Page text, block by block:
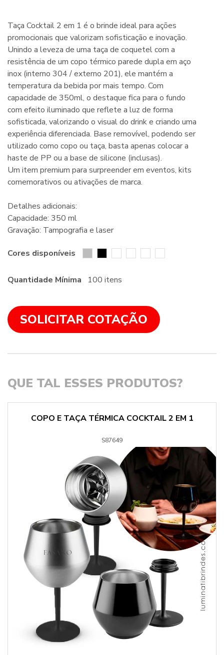
Taça Cocktail 2 em 1 é o brinde ideal para ações
promocionais que valorizam sofisticação e inovação.
Unindo a leveza de uma taça de coquetel com a
resistência de um copo térmico parede dupla em aço
inox (interno 304 / externo 201), ele mantém a
temperatura da bebida por mais tempo. Com
capacidade de 350ml, o destaque fica para o fundo
com efeito iluminado que reflete a luz de forma
sofisticada, valorizando o visual do drink e criando uma
experiência diferenciada. Base removível, podendo ser
utilizado como copo ou taça, basta apenas colocar a
haste de PP ou a base de silicone (inclusas).
Um item premium para surpreender em eventos, kits
comemorativos ou ativações de marca.
Detalhes adicionais:
Capacidade: 350 ml
Gravação: Tampografia e laser
Cores disponíveis
Quantidade Mínima 100 itens
SOLICITAR COTAÇÃO
QUE TAL ESSES PRODUTOS?
COPO E TAÇA TÉRMICA COCKTAIL 2 EM 1
S87649